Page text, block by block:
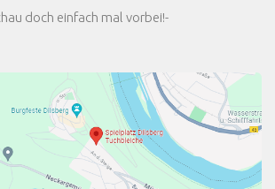
doch einfach mal vorbei!-